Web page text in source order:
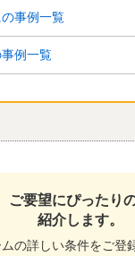
事例一覧
例一覧
ご要望にぴったり
紹介します。
の詳しい条件をご登